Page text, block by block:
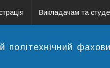
Викладачам та
політехнічний